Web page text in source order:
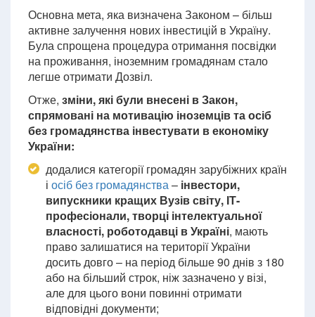
Основна мета, яка визначена Законом – більш
активне залучення нових інвестицій в Україну.
Була спрощена процедура отримання посвідки
на проживання, іноземним громадянам стало
легше отримати Дозвіл.
Отже, зміни, які були внесені в Закон,
спрямовані на мотивацію іноземців та осіб
без громадянства інвестувати в економіку
України:
додалися категорії громадян зарубіжних країн
і осіб без громадянства– інвестори,
випускники кращих Вузів світу, ІТ-
професіонали, творці інтелектуальної
власності, роботодавці в Україні, мають
право залишатися на території України
досить довго – на період більше 90 днів з 180
або на більший строк, ніж зазначено у візі,
але для цього вони повинні отримати
відповідні документи;